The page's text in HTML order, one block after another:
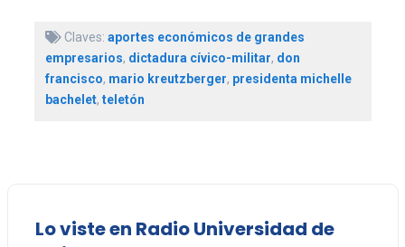
Claves: aportes económicos de grandes
empresarios, dictadura cívico-militar, don
francisco, mario kreutzberger, presidenta michelle
bachelet, teletón
Lo viste en Radio Universidad de